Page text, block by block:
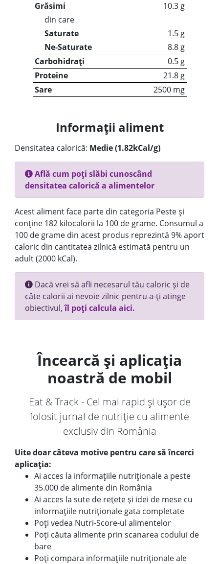
Grăsimi
10.3 g
din care
Saturate
1.5 g
Ne-Saturate
8.8 g
Carbohidrați
0.5 g
Proteine
21.8 g
Sare
2500 mg
Informații aliment
Densitatea calorică: Medie (1.82kCal/g)
Află cum poți slăbi cunoscând
densitatea calorică a alimentelor
Acest aliment face parte din categoria Peste și
conține 182 kilocalorii la 100 de grame. Consumul a
100 de grame din acest produs reprezintă 9% aport
caloric din cantitatea zilnică estimată pentru un
adult (2000 kCal).
Dacă vrei să afli necesarul tău caloric și de
câte calorii ai nevoie zilnic pentru a-ți atinge
obiectivul,îl poți calcula aici.
Încearcă și aplicația
noastră de mobil
Eat & Track - Cel mai rapid și ușor de
folosit jurnal de nutriție cu alimente
exclusiv din România
Uite doar câteva motive pentru care să încerci
aplicația:
Ai acces la informațiile nutriționale a peste
35.000 de alimente din România
Ai acces la sute de rețete și idei de mese cu
informațiile nutriționale gata completate
Poți vedea Nutri-Score-ul alimentelor
Poți căuta alimente prin scanarea codului de
bare
Poți compara informațiile nutriționale ale